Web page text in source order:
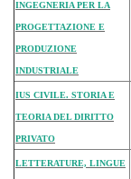
INGEGNERIA PER LA
PROGETTAZIONE E
PRODUZIONE
INDUSTRIALE
IUS CIVILE. STORIA E
TEORIA DEL DIRITTO
PRIVATO
LETTERATURE, LINGUE